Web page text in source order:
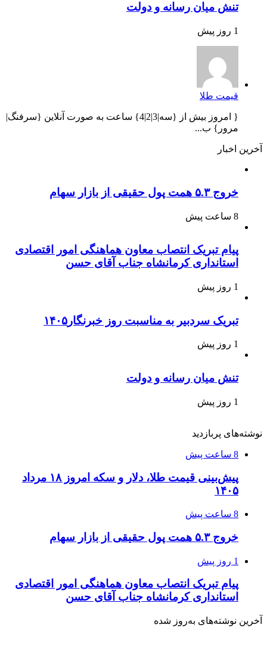
تنش میان رسانه و دولت
1 روز پیش
قیمت طلا
{ امروز بیش از {سه|3|2|4} ساعت به صورت آنلاین {سرفنگ|
مرور} ب...
آخرین اخبار
خروج ۵.۳ همت پول حقیقی از بازار سهام
8 ساعت پیش
پیام تبریک انتصاب معاون هماهنگی امور اقتصادی
استانداری کرمانشاه جناب آقای حسن
1 روز پیش
تبریک سردبیر به مناسبت روز خبرنگار۱۴۰۵
1 روز پیش
تنش میان رسانه و دولت
1 روز پیش
نوشته‌های پربازدید
8 ساعت پیش
پیش‌بینی قیمت طلا، دلار و سکه امروز ۱۸ مرداد
۱۴۰۵
8 ساعت پیش
خروج ۵.۳ همت پول حقیقی از بازار سهام
1 روز پیش
پیام تبریک انتصاب معاون هماهنگی امور اقتصادی
استانداری کرمانشاه جناب آقای حسن
آخرین نوشته‌های‌ به‌روز شده